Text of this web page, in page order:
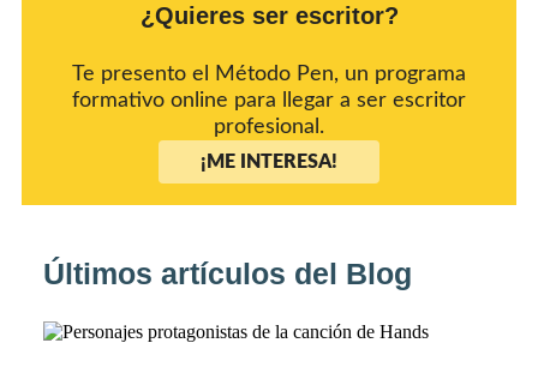
¿Quieres ser escritor?
Te presento el Método Pen, un programa
formativo online para llegar a ser escritor
profesional.
¡ME INTERESA!
Últimos artículos del Blog